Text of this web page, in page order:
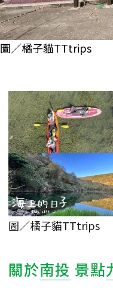
圖／橘子貓TTtrips
圖／橘子貓TTtrips
關於南投 景點